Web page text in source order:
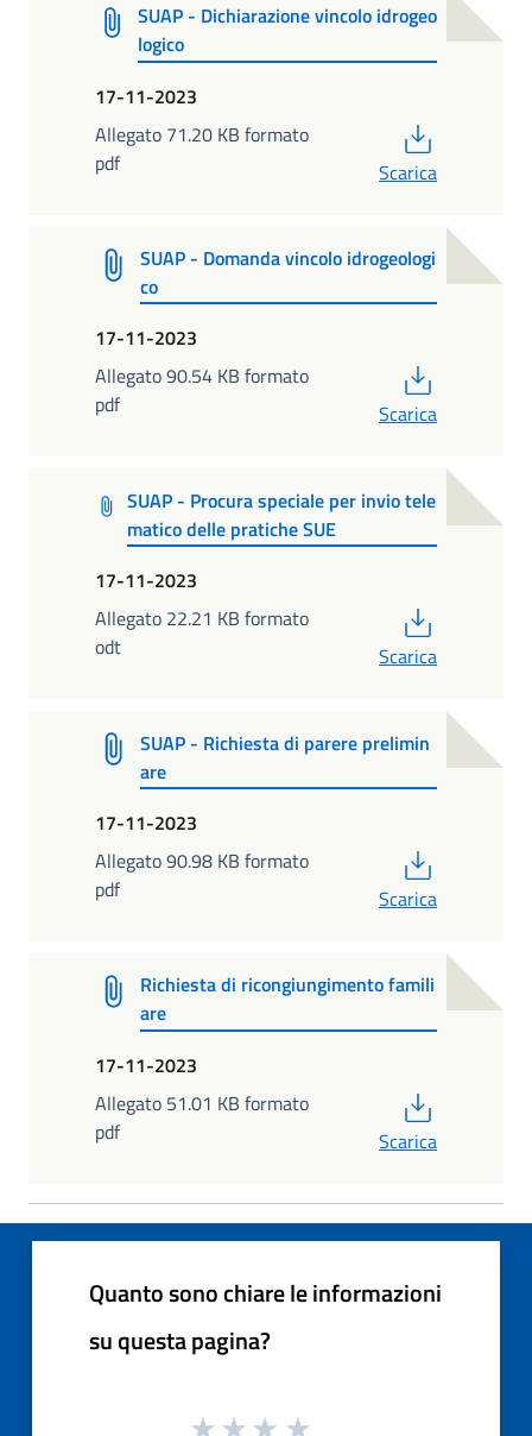
SUAP - Dichiarazione vincolo idrogeo
logico
17-11-2023
Allegato 71.20 KB formato
pdf
Scarica
SUAP - Domanda vincolo idrogeologi
co
17-11-2023
Allegato 90.54 KB formato
pdf
Scarica
SUAP - Procura speciale per invio tele
matico delle pratiche SUE
17-11-2023
Allegato 22.21 KB formato
odt
Scarica
SUAP - Richiesta di parere prelimin
are
17-11-2023
Allegato 90.98 KB formato
pdf
Scarica
Richiesta di ricongiungimento famili
are
17-11-2023
Allegato 51.01 KB formato
pdf
Scarica
Quanto sono chiare le informazioni
su questa pagina?